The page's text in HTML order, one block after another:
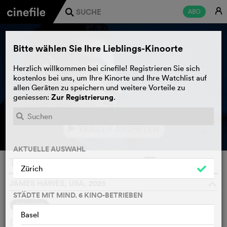
ABO E
j
The Amateur
SYNOPSIS
Charlie Heller ist ein brillanter, aber stark introvertierter
Bitte wählen Sie Ihre Lieblings-Kinoorte
Herzlich willkommen bei cinefile! Registrieren Sie sich
kostenlos bei uns, um Ihre Kinorte und Ihre Watchlist auf
allen Geräten zu speichern und weitere Vorteile zu
geniessen: Zur Registrierung.
AKTUELLE AUSWAHL
Zürich
STÄDTE MIT MIND. 6 KINO-BETRIEBEN
Basel